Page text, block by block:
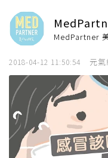
MedPartner
2018-04-12 11:50:54 元